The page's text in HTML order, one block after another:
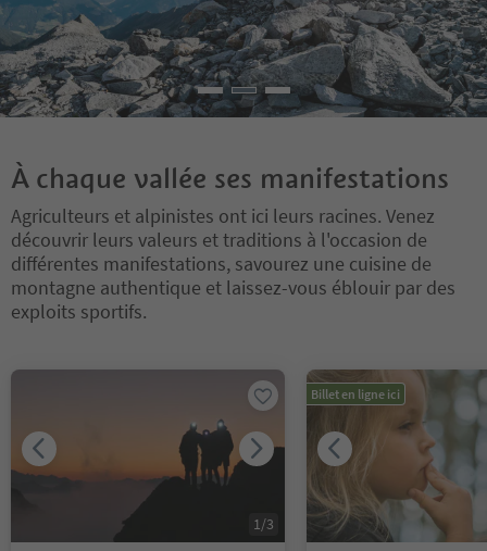
À chaque vallée ses manifestations
Agriculteurs et alpinistes ont ici leurs racines. Venez
découvrir leurs valeurs et traditions à l'occasion de
différentes manifestations, savourez une cuisine de
montagne authentique et laissez-vous éblouir par des
exploits sportifs.
1 /3
Billet en ligne ici